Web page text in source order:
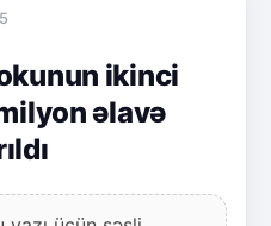
ikinci
əlavə